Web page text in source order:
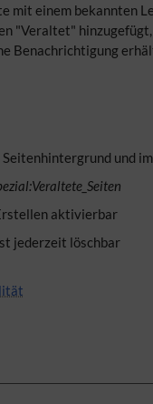
mit einem bekannten
"Veraltet"
Benachrichtigung
Seitenhintergrund und
aktivierbar
jederzeit löschbar